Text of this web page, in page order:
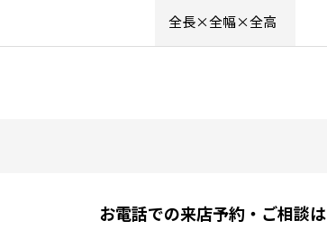
全長×全幅×全高
お電話での来店予約・ご相談は